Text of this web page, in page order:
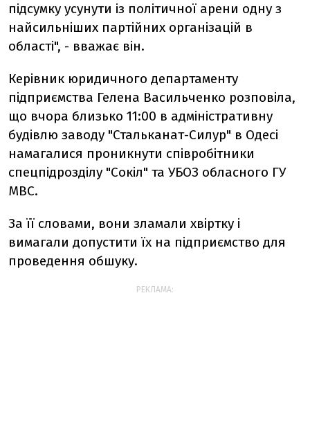
підсумку усунути із політичної арени одну з
найсильніших партійних організацій в
області", - вважає він.
Керівник юридичного департаменту
підприємства Гелена Васильченко розповіла,
що вчора близько 11:00 в адміністративну
будівлю заводу "Стальканат-Силур" в Одесі
намагалися проникнути співробітники
спецпідрозділу "Сокіл" та УБОЗ обласного ГУ
МВС.
За її словами, вони зламали хвіртку і
вимагали допустити їх на підприємство для
проведення обшуку.
РЕКЛАМА: